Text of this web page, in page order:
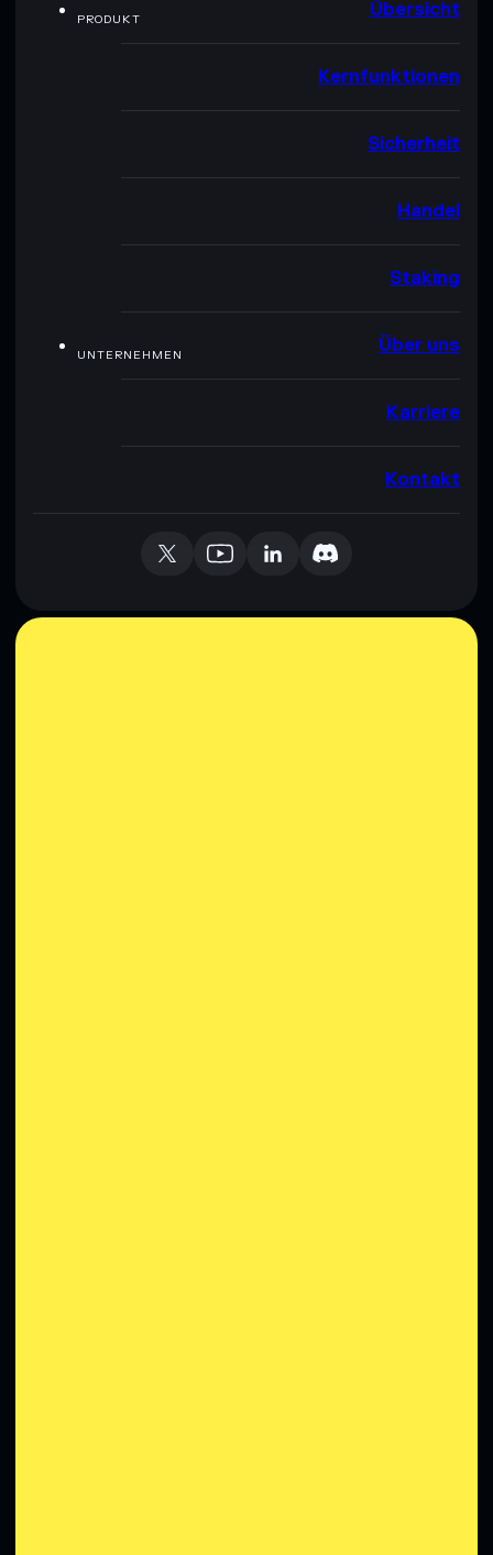
PRODUKT Übersicht
Kernfunktionen
Sicherheit
Handel
Staking
UNTERNEHMEN Über uns
Karriere
Kontakt